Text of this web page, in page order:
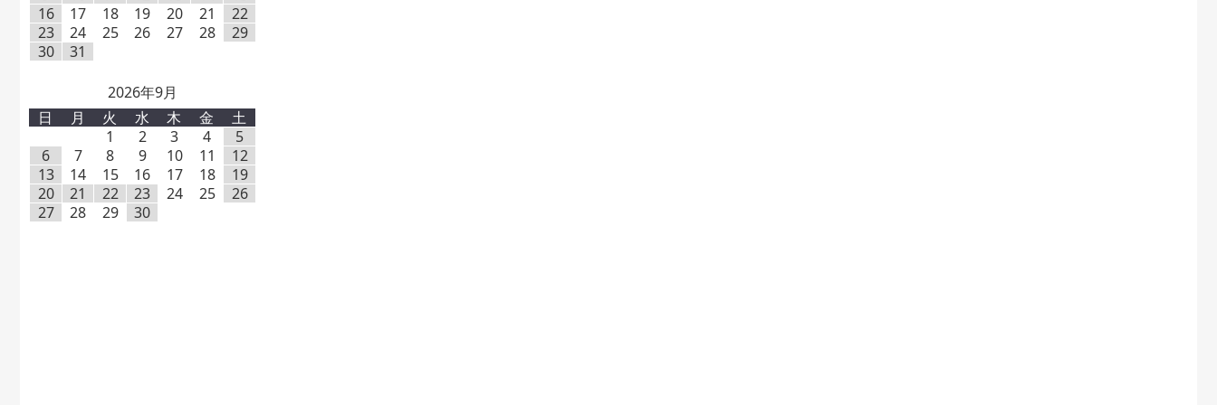
16
17 18 19 20 21
22
23
24 25 26 27 28
29
30
31
2026年9月
日
月 火 水 木 金
土
1
2 3 4
5
6
7 8 9 10 11
12
13
14 15 16 17 18
19
20
21 22 23 24 25
26
27
28 29 30